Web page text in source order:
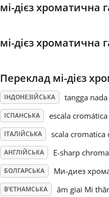
Polski
Português
Русский
Svenska
Tiếng Việt
Türkçe
мі-дієз хроматична
мі-дієз хроматична
Переклад мі-дієз
ІНДОНЕЗІЙСЬКА tangga
ІСПАНСЬКА escala
ІТАЛІЙСЬКА scala cromatica
АНГЛІЙСЬКА E-sharp
БОЛГАРСЬКА Mи-диез
В’ЄТНАМСЬКА âm giai Mi